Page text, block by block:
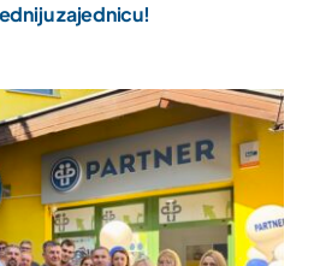
zajednicu!